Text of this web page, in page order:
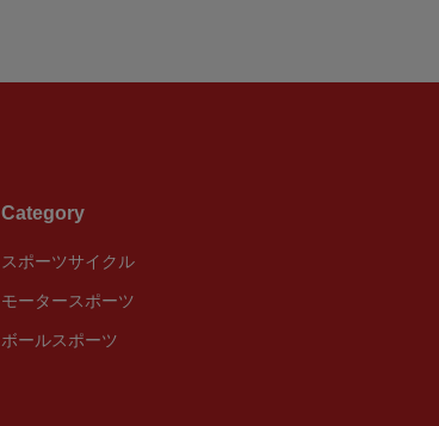
Category
スポーツサイクル
モータースポーツ
ボールスポーツ